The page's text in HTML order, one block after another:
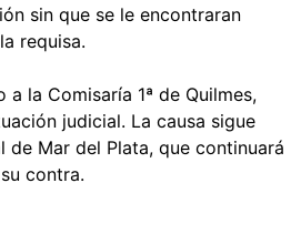
sin que se le encontraran
requisa.
la Comisaría 1ª de Quilmes,
judicial. La causa sigue
Mar del Plata, que continuará
contra.